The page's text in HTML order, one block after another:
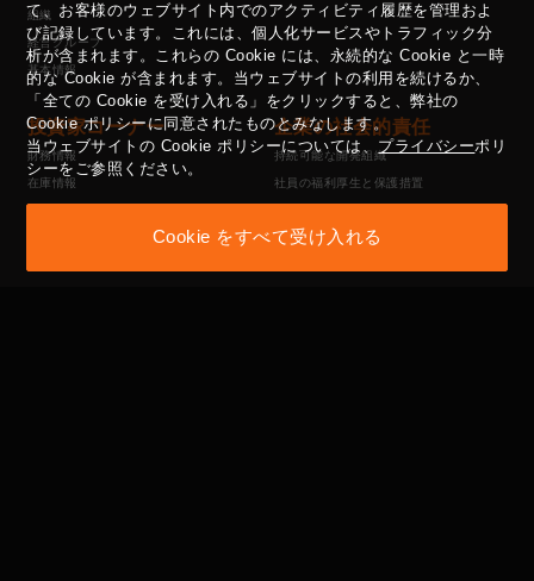
て、お客様のウェブサイト内でのアクティビティ履歴を管理およ
び記録しています。これには、個人化サービスやトラフィック分
析が含まれます。これらの Cookie には、永続的な Cookie と一時
的な Cookie が含まれます。当ウェブサイトの利用を続けるか、
「全ての Cookie を受け入れる」をクリックすると、弊社の
Cookie ポリシーに同意されたものとみなします。
当ウェブサイトの Cookie ポリシーについては、 プライバシーポリ
シーをご参照ください。
Cookie をすべて受け入れる
組織
経営グループ
基本情報
投資家コーナー
財務情報
在庫情報
主要な情報発表
投資家の連絡先ウィンドウ
企業の社会的責任
持続可能な開発組織
社員の福利厚生と保護措置
供給業者管理方針